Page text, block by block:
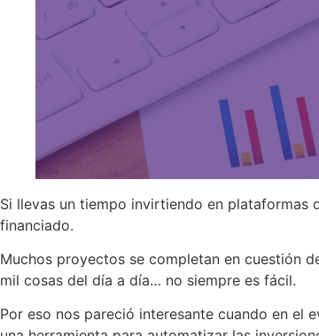
Si llevas un tiempo invirtiendo en
financiado.
Muchos proyectos se completan en cuestión
mil cosas del día a día… no siempre es fácil.
Por eso nos pareció interesante cuando en el